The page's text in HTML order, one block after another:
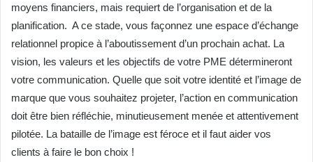
moyens financiers, mais requiert de l’organisation et de la
planification. A ce stade, vous façonnez une espace d’échange
relationnel propice à l’aboutissement d’un prochain achat. La
vision, les valeurs et les objectifs de votre PME détermineront
votre communication. Quelle que soit votre identité et l’image de
marque que vous souhaitez projeter, l’action en communication
doit être bien réfléchie, minutieusement menée et attentivement
pilotée. La bataille de l’image est féroce et il faut aider vos
clients à faire le bon choix !